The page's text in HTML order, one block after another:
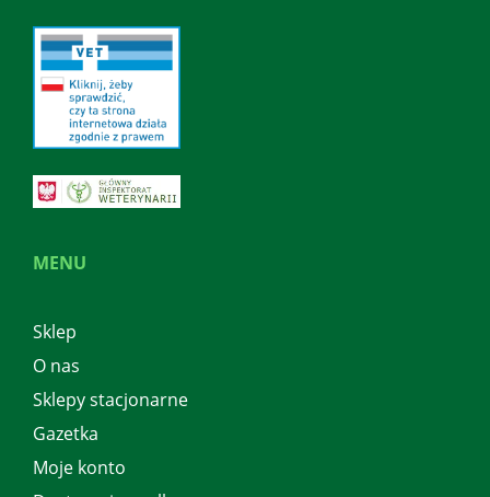
MENU
Sklep
O nas
Sklepy stacjonarne
Gazetka
Moje konto